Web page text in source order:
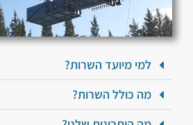
למי מיועד השרות?
מה כולל השרות?